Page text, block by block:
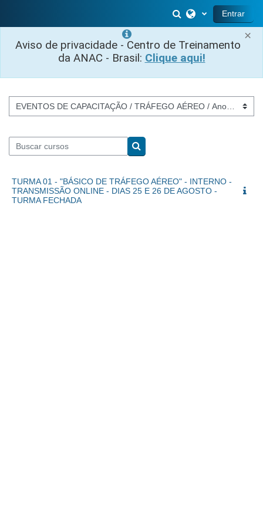
×
Aviso de privacidade - Centro de Treinamento
da ANAC - Brasil: Clique aqui!
Selector de
Entrar
Categorías
Buscar cursos
Buscar cursos
TURMA 01 - "BÁSICO DE TRÁFEGO AÉREO" - INTERNO -
TRANSMISSÃO ONLINE - DIAS 25 E 26 DE AGOSTO -
TURMA FECHADA